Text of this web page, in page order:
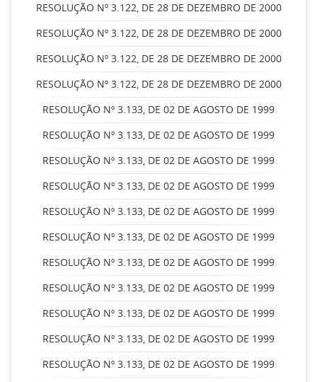
RESOLUÇÃO Nº 3.122, DE 28 DE DEZEMBRO DE 2000
RESOLUÇÃO Nº 3.122, DE 28 DE DEZEMBRO DE 2000
RESOLUÇÃO Nº 3.122, DE 28 DE DEZEMBRO DE 2000
RESOLUÇÃO Nº 3.122, DE 28 DE DEZEMBRO DE 2000
RESOLUÇÃO Nº 3.133, DE 02 DE AGOSTO DE 1999
RESOLUÇÃO Nº 3.133, DE 02 DE AGOSTO DE 1999
RESOLUÇÃO Nº 3.133, DE 02 DE AGOSTO DE 1999
RESOLUÇÃO Nº 3.133, DE 02 DE AGOSTO DE 1999
RESOLUÇÃO Nº 3.133, DE 02 DE AGOSTO DE 1999
RESOLUÇÃO Nº 3.133, DE 02 DE AGOSTO DE 1999
RESOLUÇÃO Nº 3.133, DE 02 DE AGOSTO DE 1999
RESOLUÇÃO Nº 3.133, DE 02 DE AGOSTO DE 1999
RESOLUÇÃO Nº 3.133, DE 02 DE AGOSTO DE 1999
RESOLUÇÃO Nº 3.133, DE 02 DE AGOSTO DE 1999
RESOLUÇÃO Nº 3.133, DE 02 DE AGOSTO DE 1999